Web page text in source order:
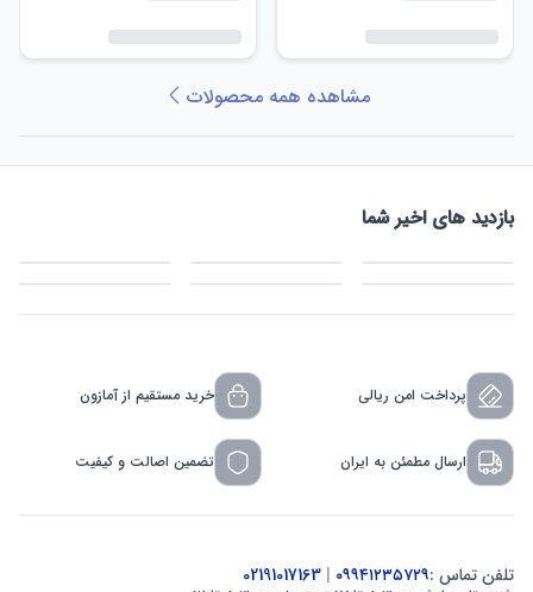
مشاهده همه محصولات
بازدید های اخیر شما
پرداخت امن ریالی خرید مستقیم از آمازون
ارسال مطمئن به ایران تضمین اصالت و کیفیت
تلفن تماس :۰۹۹۴۱۲۳۵۷۲۹ |